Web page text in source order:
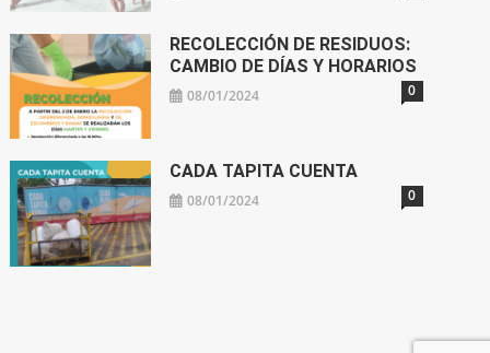
RECOLECCIÓN DE RESIDUOS:
CAMBIO DE DÍAS Y HORARIOS
08/01/2024 0
CADA TAPITA CUENTA
08/01/2024 0